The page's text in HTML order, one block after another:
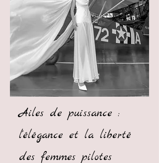
Ailes de puissance :
l'élégance et la liberté
des femmes pilotes